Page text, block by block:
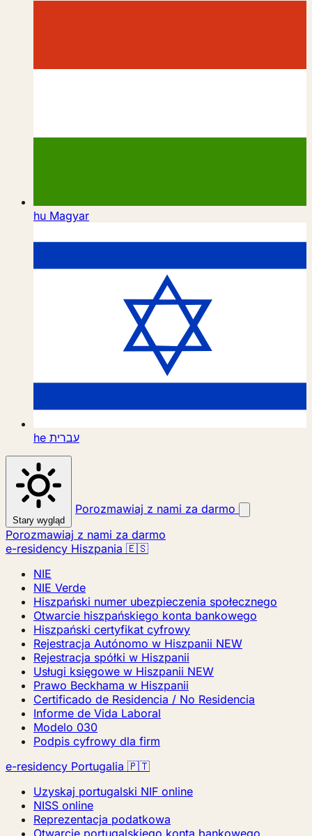
hu Magyar
he עברית
Stary wygląd
Porozmawiaj z nami za darmo
Porozmawiaj z nami za darmo
e-residency Hiszpania 🇪🇸
NIE
NIE Verde
Hiszpański numer ubezpieczenia społecznego
Otwarcie hiszpańskiego konta bankowego
Hiszpański certyfikat cyfrowy
Rejestracja Autónomo w Hiszpanii NEW
Rejestracja spółki w Hiszpanii
Usługi księgowe w Hiszpanii NEW
Prawo Beckhama w Hiszpanii
Certificado de Residencia / No Residencia
Informe de Vida Laboral
Modelo 030
Podpis cyfrowy dla firm
e-residency Portugalia 🇵🇹
Uzyskaj portugalski NIF online
NISS online
Reprezentacja podatkowa
Otwarcie portugalskiego konta bankowego